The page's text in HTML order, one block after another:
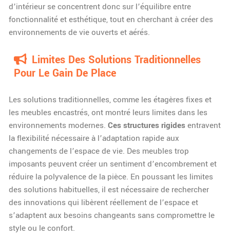
d’intérieur se concentrent donc sur l’équilibre entre
fonctionnalité et esthétique, tout en cherchant à créer des
environnements de vie ouverts et aérés.
Limites Des Solutions Traditionnelles
Pour Le Gain De Place
Les solutions traditionnelles, comme les étagères fixes et
les meubles encastrés, ont montré leurs limites dans les
environnements modernes. Ces structures rigidesentravent
la flexibilité nécessaire à l’adaptation rapide aux
changements de l’espace de vie. Des meubles trop
imposants peuvent créer un sentiment d’encombrement et
réduire la polyvalence de la pièce. En poussant les limites
des solutions habituelles, il est nécessaire de rechercher
des innovations qui libèrent réellement de l’espace et
s’adaptent aux besoins changeants sans compromettre le
style ou le confort.